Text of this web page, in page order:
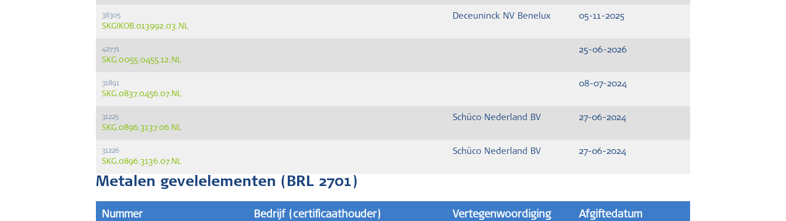
38305
SKGIKOB.013992.03.NL
Deceuninck NV Benelux 05-11-2025
42771
SKG.0055.0455.12.NL
25-06-2026
31891
SKG.0837.0456.07.NL
08-07-2024
31225
SKG.0896.3137.06.NL
Schüco Nederland BV 27-06-2024
31226
SKG.0896.3136.07.NL
Schüco Nederland BV 27-06-2024
Metalen gevelelementen (BRL 2701)
Nummer Bedrijf (certificaathouder) Vertegenwoordiging Afgiftedatum